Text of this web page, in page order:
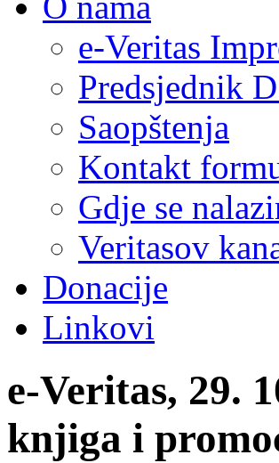
e-Veritas
Predsjednik
Saopštenja
Kontakt
Gdje se
Veritasov
Donacije
Linkovi
e-Veritas, 29.
knjiga i